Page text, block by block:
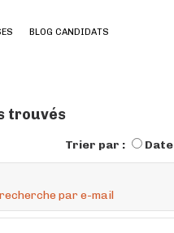
BLOG CANDIDATS
trouvés
Trier par : Date
par e-mail